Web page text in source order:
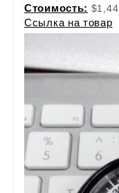
Стоимость: $1,44
Ссылка на товар